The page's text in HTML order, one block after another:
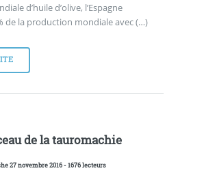
d’huile d’olive, l’Espagne
de la production mondiale avec (…)
de la tauromachie
27 novembre 2016 - 1676 lecteurs